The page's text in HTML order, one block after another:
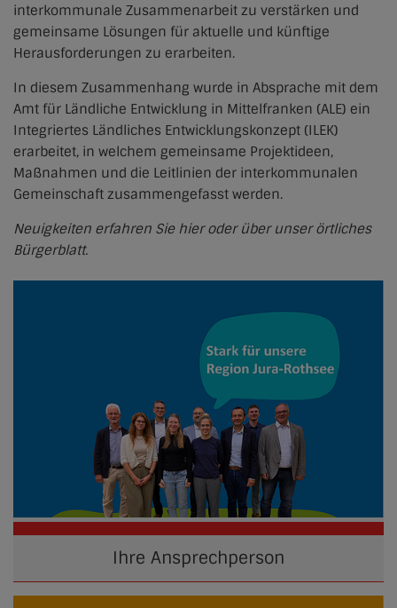
interkommunale Zusammenarbeit zu verstärken und
gemeinsame Lösungen für aktuelle und künftige
Herausforderungen zu erarbeiten.
In diesem Zusammenhang wurde in Absprache mit dem
Amt für Ländliche Entwicklung in Mittelfranken (ALE) ein
Integriertes Ländliches Entwicklungskonzept (ILEK)
erarbeitet, in welchem gemeinsame Projektideen,
Maßnahmen und die Leitlinien der interkommunalen
Gemeinschaft zusammengefasst werden.
Neuigkeiten erfahren Sie hier oder über unser örtliches
Bürgerblatt.
Ihre Ansprechperson